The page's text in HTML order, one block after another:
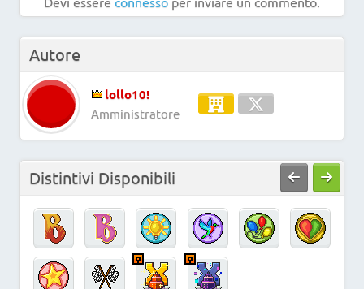
Autore
lollo10!
Amministratore
Distintivi Disponibili